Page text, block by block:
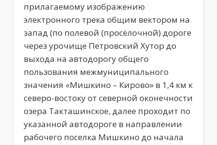
прилагаемому изображению
электронного трека общим вектором на
запад (по полевой (просёлочной) дороге
через урочище Петровский Хутор до
выхода на автодорогу общего
пользования межмуниципального
значения «Мишкино – Кирово» в 1,4 км к
северо-востоку от северной оконечности
озера Такташинское, далее проходит по
указанной автодороге в направлении
рабочего поселка Мишкино до начала